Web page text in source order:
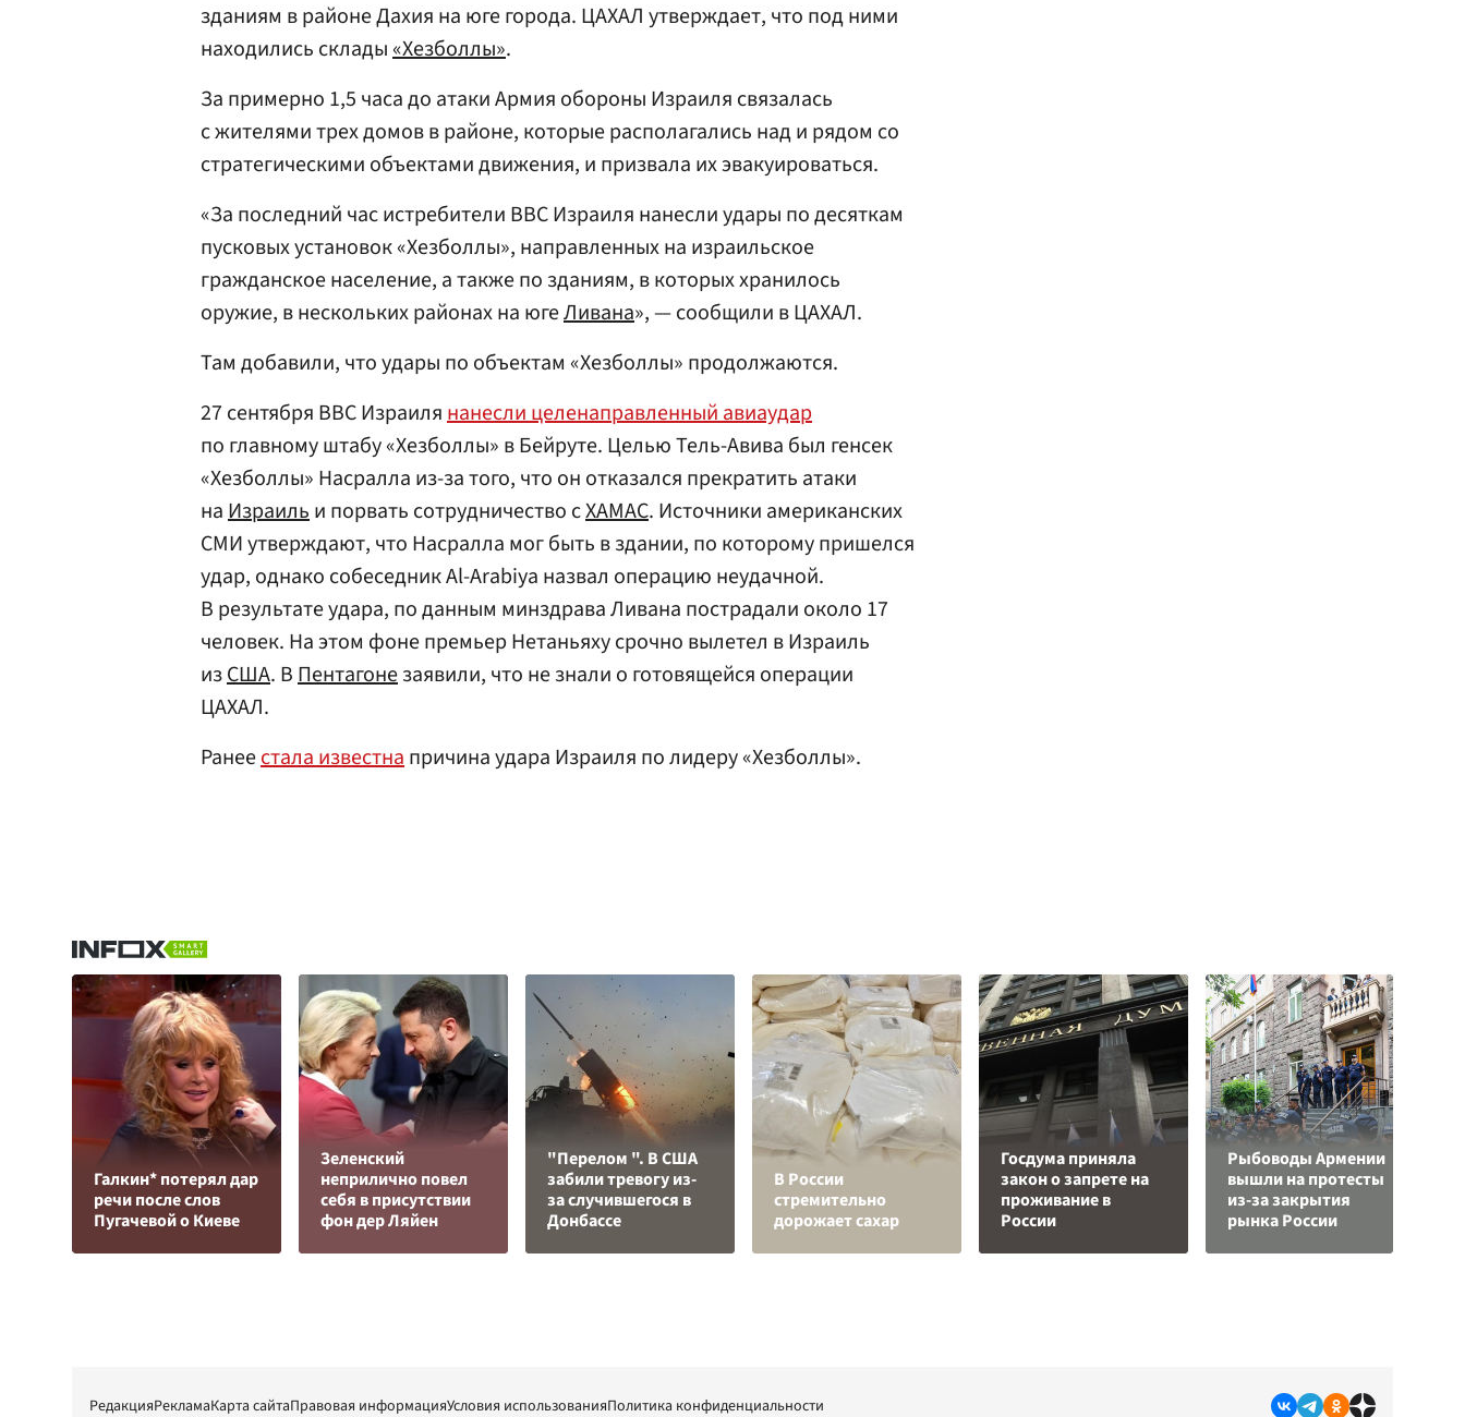
зданиям в районе Дахия на юге города. ЦАХАЛ утверждает, что под ними
находились склады«Хезболлы».
За примерно 1,5 часа до атаки Армия обороны Израиля связалась
с жителями трех домов в районе, которые располагались над и рядом со
стратегическими объектами движения, и призвала их эвакуироваться.
«За последний час истребители ВВС Израиля нанесли удары по десяткам
пусковых установок «Хезболлы», направленных на израильское
гражданское население, а также по зданиям, в которых хранилось
оружие, в нескольких районах на югеЛивана», — сообщили в ЦАХАЛ.
Там добавили, что удары по объектам «Хезболлы» продолжаются.
27 сентября ВВС Израилянанесли целенаправленный авиаудар
по главному штабу «Хезболлы» в Бейруте. Целью Тель-Авива был генсек
«Хезболлы» Насралла из-за того, что он отказался прекратить атаки
наИзраильи порвать сотрудничество сХАМАС. Источники американских
СМИ утверждают, что Насралла мог быть в здании, по которому пришелся
удар, однако собеседник Al-Arabiya назвал операцию неудачной.
В результате удара, по данным минздрава Ливана пострадали около 17
человек. На этом фоне премьер Нетаньяху срочно вылетел в Израиль
изСША. ВПентагонезаявили, что не знали о готовящейся операции
ЦАХАЛ.
Ранеестала известнапричина удара Израиля по лидеру «Хезболлы».
Галкин* потерял дар
речи после слов
Пугачевой о Киеве
Зеленский
неприлично повел
cебя в присутствии
фон дер Ляйен
"Перелом ". В США
забили тревогу из-
за случившегося в
Донбассе
В России
стремительно
дорожает сахар
Госдума приняла
закон о запрете на
проживание в
России
Рыбоводы Армении
вышли на протесты
из-за закрытия
рынка России
РедакцияРекламаКарта сайтаПравовая информацияУсловия использованияПолитика конфиденциальности